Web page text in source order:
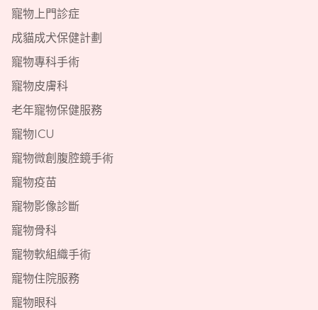
寵物上門診症
成貓成犬保健計劃
寵物專科手術
寵物皮膚科
老年寵物保健服務
寵物ICU
寵物微創腹腔鏡手術
寵物疫苗
寵物影像診斷
寵物骨科
寵物軟組織手術
寵物住院服務
寵物眼科